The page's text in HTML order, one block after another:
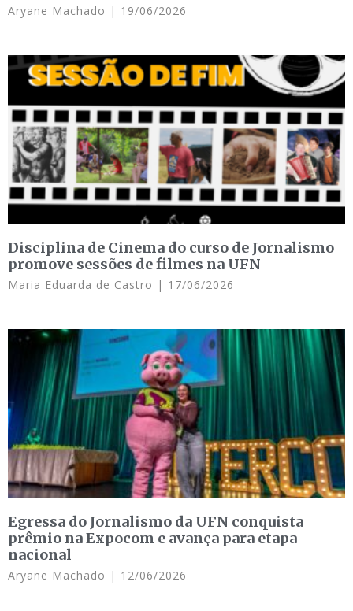
Aryane Machado 19/06/2026
Disciplina de Cinema do curso de Jornalismo
promove sessões de filmes na UFN
Maria Eduarda de Castro 17/06/2026
Egressa do Jornalismo da UFN conquista
prêmio na Expocom e avança para etapa
nacional
Aryane Machado 12/06/2026